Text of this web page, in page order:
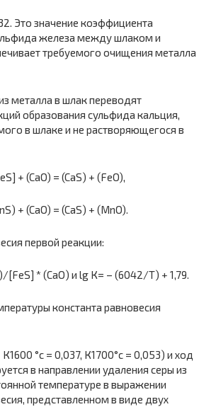
Это значение коэффициента
железа между шлаком и
требуе­мого очищения металла
металла в шлак переводят
образования сульфида кальция,
в шлаке и не растворяющегося в
+ (CaO) = (CaS) + (FeO),
+ (CaO) = (CaS) + (MnO).
первой реакции:
[FeS] * (CaO) и lg К= – (6042/Т) + 1,79.
константа равновесия
°с = 0,037, К1700°с = 0,053) и ход
в направлении удаления серы из
температуре в выражении
представленном в виде двух